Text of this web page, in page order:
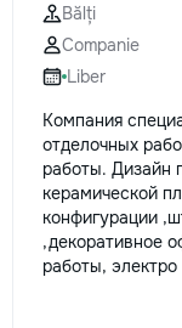
Bălți
Companie
Liber
Компания
отделочных
работы. Дизайн
керамической
конфигурации
,декоративное
работы,